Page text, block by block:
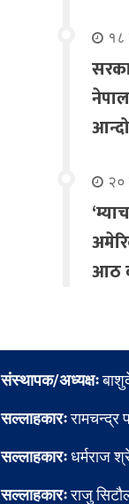
१८
२०
आठ
संस्थापक/अध्यक्षः
सल्लाहकारःरामचन्द्र
सल्लाहकारःधर्मराज
सल्लाहकारःराजु